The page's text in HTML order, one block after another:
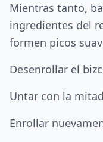
Mientras tanto,
ingredientes del
formen picos
Desenrollar el
Untar con la
Enrollar